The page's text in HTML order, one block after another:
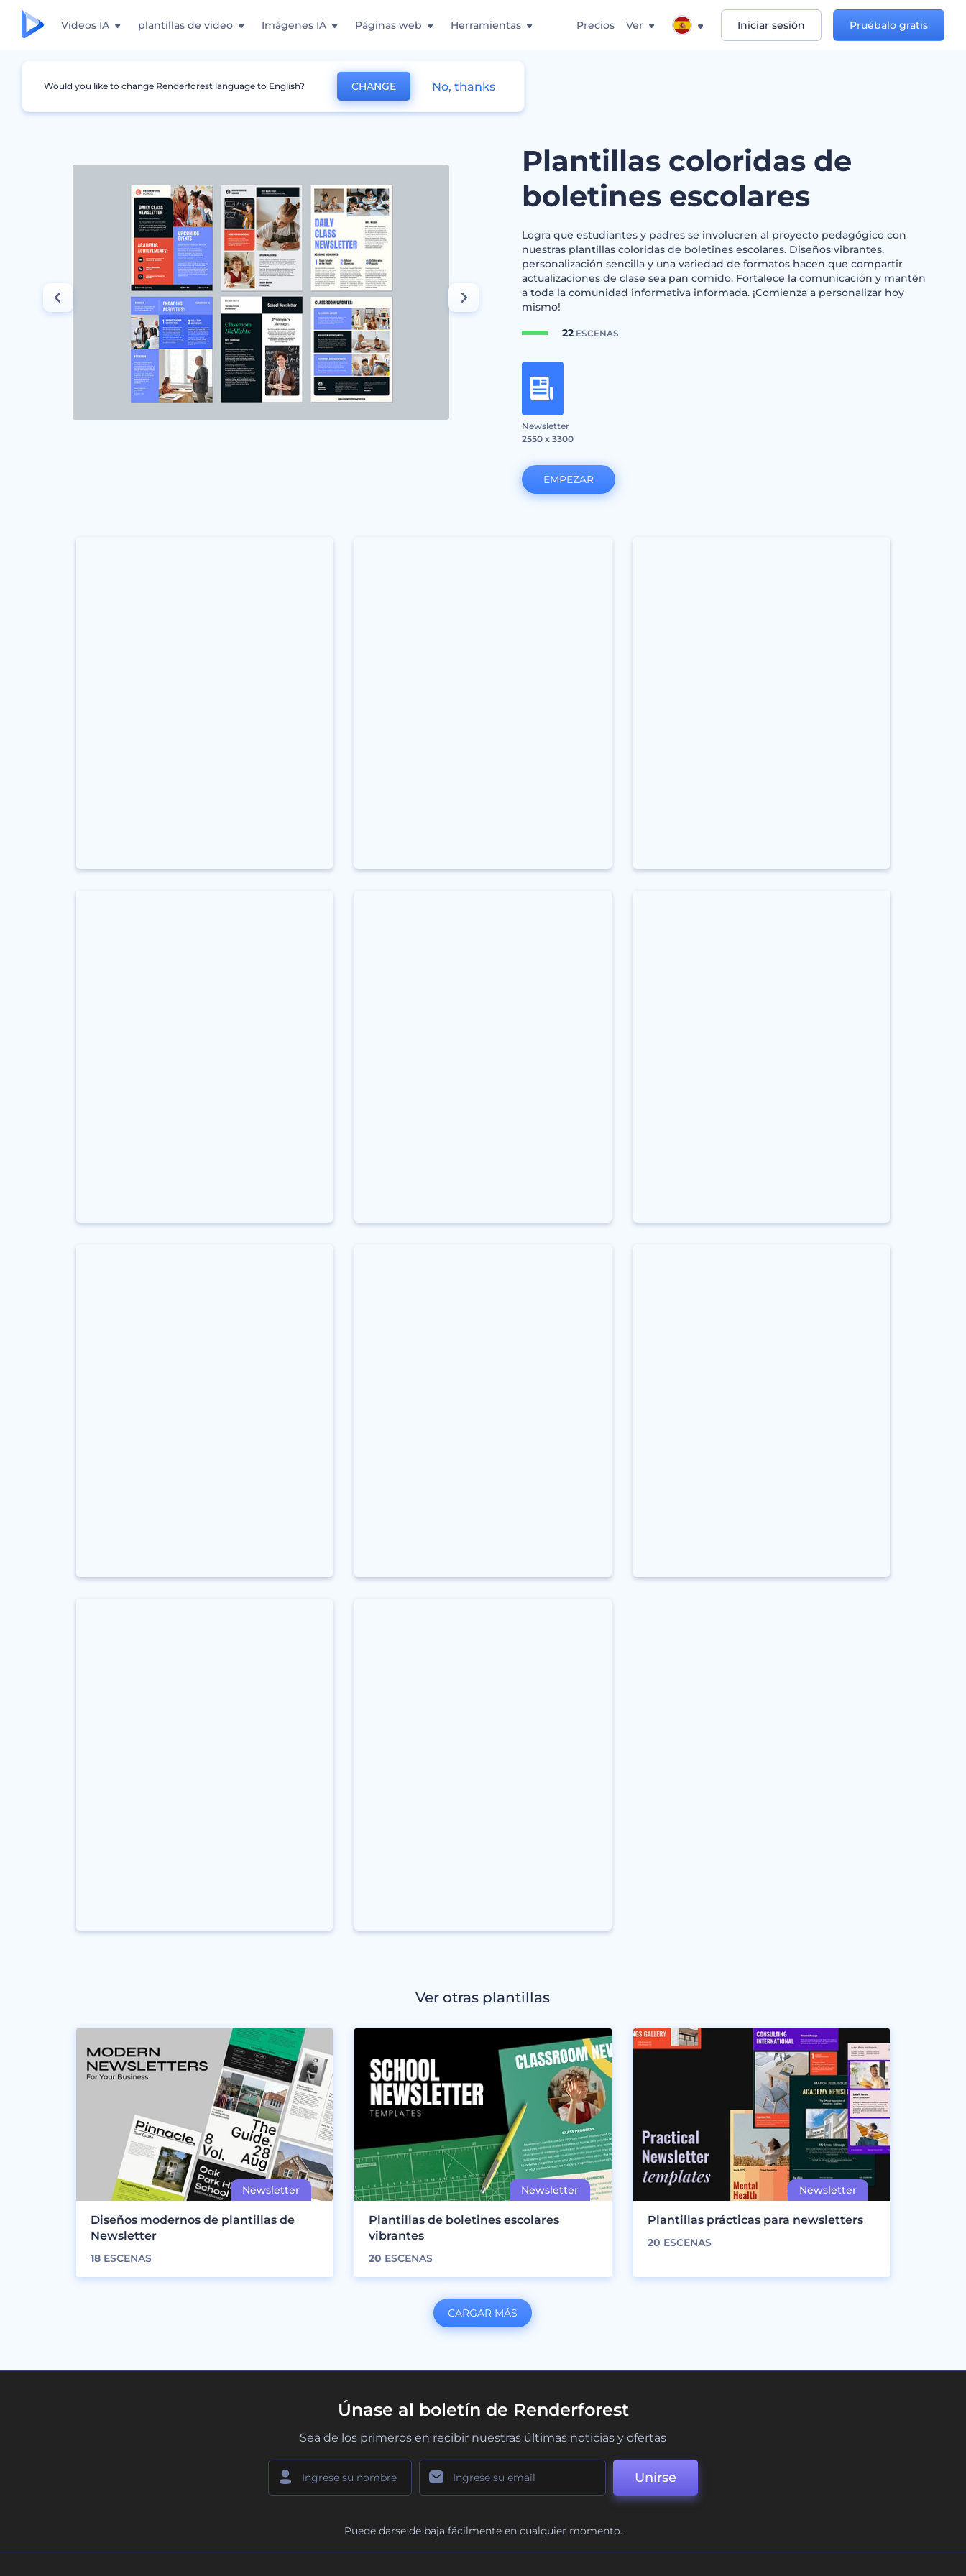
Videos IA plantillas de video Imágenes IA Páginas web Herramientas Precios Ver Iniciar sesión Pruébalo gratis
Gráficos Boletín informativo Plantillas coloridas de boletines escolares
Plantillas coloridas de
boletines escolares
Logra que estudiantes y padres se involucren al proyecto pedagógico con
nuestras plantillas coloridas de boletines escolares. Diseños vibrantes,
personalización sencilla y una variedad de formatos hacen que compartir
actualizaciones de clase sea pan comido. Fortalece la comunicación y mantén
a toda la comunidad informativa informada. ¡Comienza a personalizar hoy
mismo!
22ESCENAS
Newsletter
2550 x 3300
EMPEZAR
Ver otras plantillas
Diseños modernos de plantillas de
Newsletter
18 ESCENAS
Plantillas de boletines escolares
vibrantes
20 ESCENAS
Plantillas prácticas para newsletters
20 ESCENAS
CARGAR MÁS
Únase al boletín de Renderforest
Sea de los primeros en recibir nuestras últimas noticias y ofertas
Unirse
Puede darse de baja fácilmente en cualquier momento.
Would you like to change Renderforest language to English? CHANGE No, thanks